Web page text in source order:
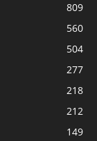
809
560
504
277
218
212
149